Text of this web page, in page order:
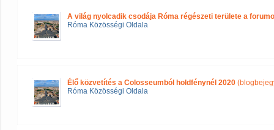
A világ nyolcadik csodája Róma régészeti területe a
Róma Közösségi Oldala
Élő közvetítés a Colosseumból holdfénynél 2020
Róma Közösségi Oldala